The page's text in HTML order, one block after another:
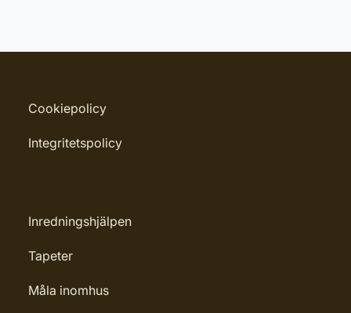
Cookiepolicy
Integritetspolicy
Inredningshjälpen
Tapeter
Måla inomhus